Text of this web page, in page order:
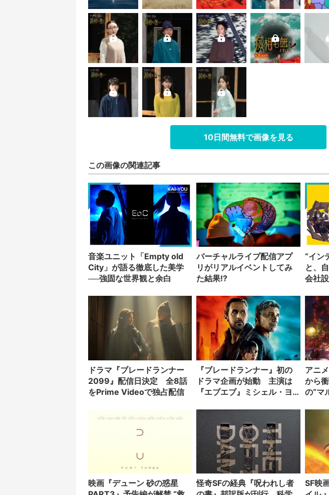
10日間無料で画像を見る
この画像の関連記事
音楽ユニット「Empty old
City」が語る徹底した美学
──強固な世界観と余白
バーチャルライブ配信アプ
リがリアルイベントしてみ
た結果!?
“イン
と、
会社
ドラマ『ブレードランナー
2099』配信日決定 全8話
をPrime Videoで独占配信
『ブレードランナー』初の
ドラマ企画が始動 主演は
『エブエブ』ミシェル・ヨ
アニ
から
の“マ
映画『デューン 砂の惑星
怪奇SFの経典『呪われし者
SF映